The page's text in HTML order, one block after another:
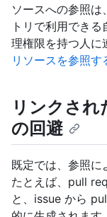
ソースへの参照
トリで利用でき
理権限を持つ人に
リソースを参照
リンクされ
の回避
既定では、参照に
たとえば、pull
と、issue から